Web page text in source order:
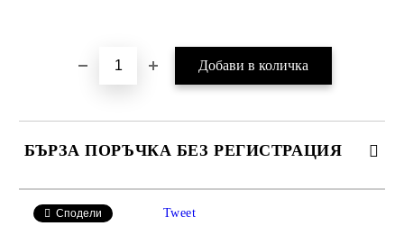
БЪРЗА ПОРЪЧКА БЕЗ РЕГИСТРАЦИЯ
Сподели Tweet